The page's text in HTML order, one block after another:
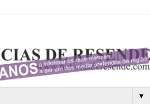
▼